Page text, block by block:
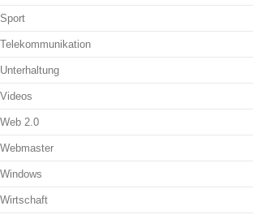
Sport
Telekommunikation
Unterhaltung
Videos
Web 2.0
Webmaster
Windows
Wirtschaft